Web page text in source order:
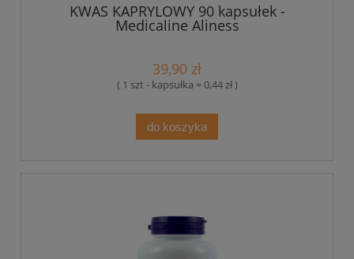
KWAS KAPRYLOWY 90 kapsułek -
Medicaline Aliness
39,90 zł
( 1 szt - kapsułka = 0,44 zł )
do koszyka